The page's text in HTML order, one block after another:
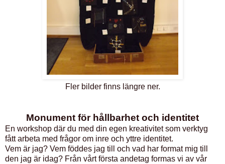
Fler bilder finns längre ner.
Monument för hållbarhet och identitet
En workshop där du med din egen kreativitet som verktyg
fått arbeta med frågor om inre och yttre identitet.
Vem är jag? Vem föddes jag till och vad har format mig till
den jag är idag? Från vårt första andetag formas vi av vår